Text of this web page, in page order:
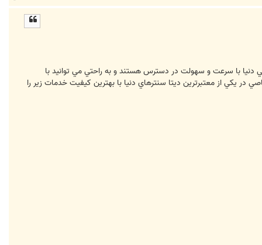
ا
با سرعت و سهولت در دسترس هستند و به راحتي مي توانيد با
در يكي از معتبرترين ديتا سنترهاي دنيا با بهترين كيفيت خدمات زير را